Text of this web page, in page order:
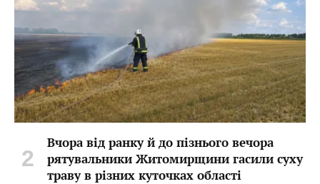
Вчора від ранку й до пізнього вечора
рятувальники Житомирщини гасили суху
траву в різних куточках області